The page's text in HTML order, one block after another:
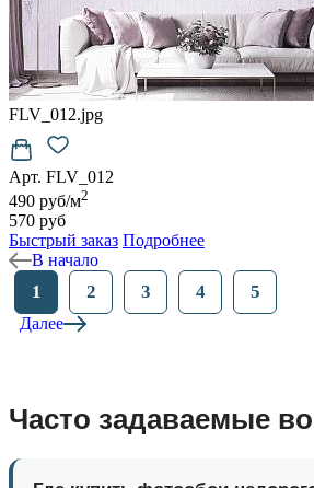
FLV_012.jpg
Арт. FLV_012
490 руб/м2
570 руб
Быстрый заказ Подробнее
В начало
1 2 3 4 5
Далее
Часто задаваемые